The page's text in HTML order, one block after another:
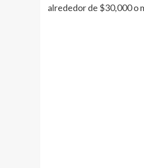
alrededor de $30,000 o